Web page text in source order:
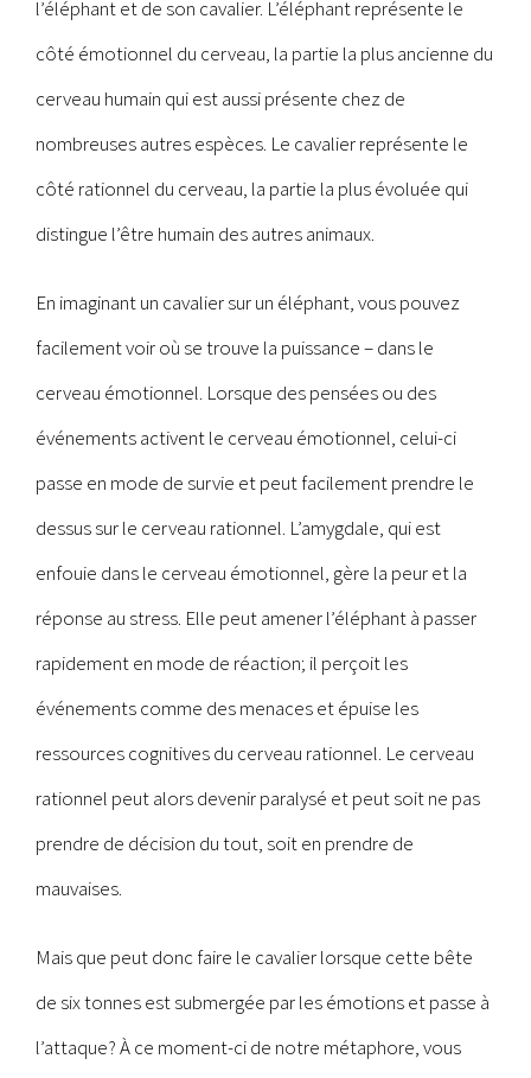
l’éléphant et de son cavalier. L’éléphant représente le
côté émotionnel du cerveau, la partie la plus ancienne du
cerveau humain qui est aussi présente chez de
nombreuses autres espèces. Le cavalier représente le
côté rationnel du cerveau, la partie la plus évoluée qui
distingue l’être humain des autres animaux.
En imaginant un cavalier sur un éléphant, vous pouvez
facilement voir où se trouve la puissance – dans le
cerveau émotionnel. Lorsque des pensées ou des
événements activent le cerveau émotionnel, celui-ci
passe en mode de survie et peut facilement prendre le
dessus sur le cerveau rationnel. L’amygdale, qui est
enfouie dans le cerveau émotionnel, gère la peur et la
réponse au stress. Elle peut amener l’éléphant à passer
rapidement en mode de réaction; il perçoit les
événements comme des menaces et épuise les
ressources cognitives du cerveau rationnel. Le cerveau
rationnel peut alors devenir paralysé et peut soit ne pas
prendre de décision du tout, soit en prendre de
mauvaises.
Mais que peut donc faire le cavalier lorsque cette bête
de six tonnes est submergée par les émotions et passe à
l’attaque? À ce moment-ci de notre métaphore, vous